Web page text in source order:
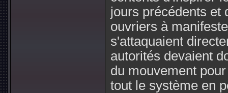
jours précédents et
ouvriers à
s'attaquaient
autorités devaient
du mouvement
tout le système en